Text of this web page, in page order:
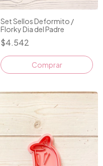
Set Sellos Deformito /
Florky Dia del Padre
$4.542